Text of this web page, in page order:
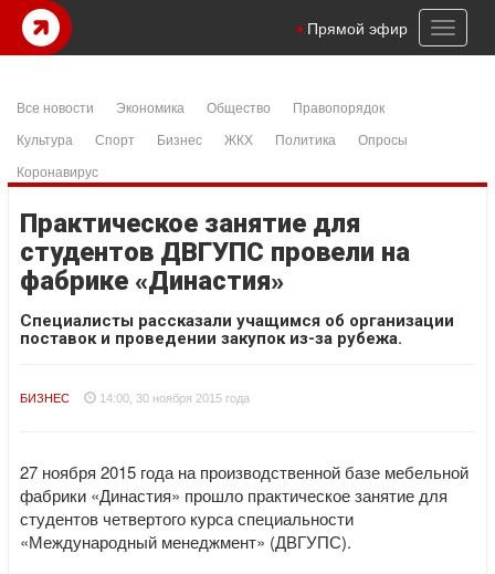
Toggle
Прямой эфир
Все новости Экономика Общество
Правопорядок
Культура
Спорт Бизнес ЖКХ Политика
Опросы
Коронавирус
Практическое занятие для
студентов ДВГУПС провели на
фабрике «Династия»
Специалисты рассказали учащимся об организации
поставок и проведении закупок из-за рубежа.
БИЗНЕС 14:00, 30 ноября 2015 года
27 ноября 2015 года на производственной базе мебельной
фабрики «Династия» прошло практическое занятие для
студентов четвертого курса специальности
«Международный менеджмент» (ДВГУПС).